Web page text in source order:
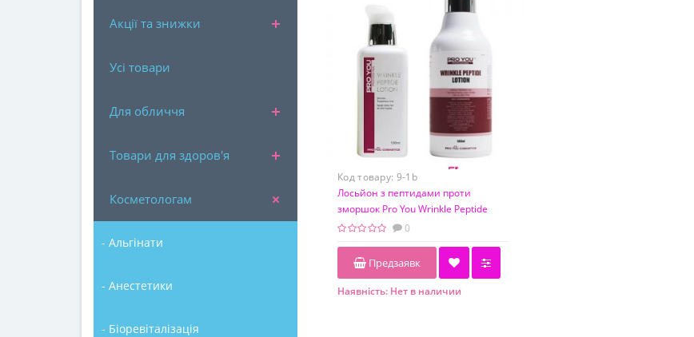
Акції та знижки
Усі товари
Для обличчя
Товари для здоров'я
Косметологам
- Альгінати
- Анестетики
- Біоревіталізація
Код товару: 9-1b
Лосьйон з пептидами проти
зморшок Pro You Wrinkle Peptide
Lotion, 500 мл0
Предзаявк
Наявність: Нет в наличии